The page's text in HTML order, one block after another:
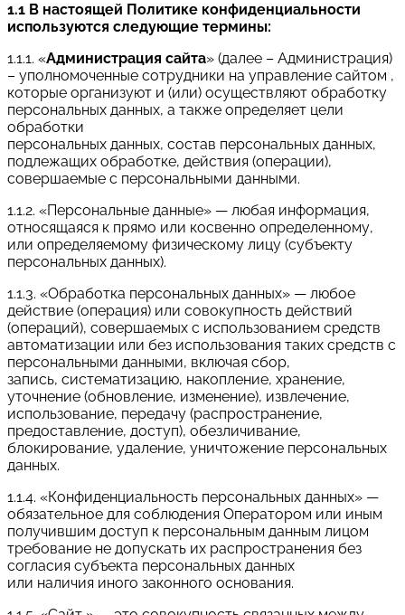
1.1 В настоящей Политике конфиденциальности
используются следующие термины:
1.1.1. «Администрация сайта» (далее – Администрация)
– уполномоченные сотрудники на управление сайтом ,
которые организуют и (или) осуществляют обработку
персональных данных, а также определяет цели
обработки
персональных данных, состав персональных данных,
подлежащих обработке, действия (операции),
совершаемые с персональными данными.
1.1.2. «Персональные данные» — любая информация,
относящаяся к прямо или косвенно определенному,
или определяемому физическому лицу (субъекту
персональных данных).
1.1.3. «Обработка персональных данных» — любое
действие (операция) или совокупность действий
(операций), совершаемых с использованием средств
автоматизации или без использования таких средств с
персональными данными, включая сбор,
запись, систематизацию, накопление, хранение,
уточнение (обновление, изменение), извлечение,
использование, передачу (распространение,
предоставление, доступ), обезличивание,
блокирование, удаление, уничтожение персональных
данных.
1.1.4. «Конфиденциальность персональных данных» —
обязательное для соблюдения Оператором или иным
получившим доступ к персональным данным лицом
требование не допускать их распространения без
согласия субъекта персональных данных
или наличия иного законного основания.